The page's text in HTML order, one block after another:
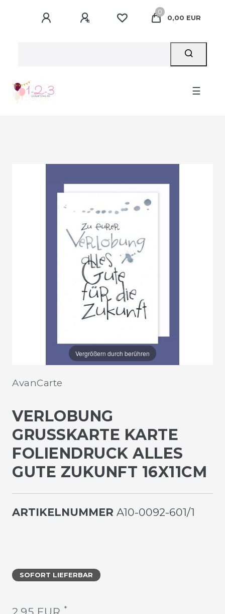
0
0,00 EUR
☰
Vergrößern durch berühren
AvanCarte
VERLOBUNG
GRUSSKARTE KARTE F
OLIENDRUCK ALLES G
UTE ZUKUNFT 16X11CM
ARTIKELNUMMER A10-0092-601/1
SOFORT LIEFERBAR
*